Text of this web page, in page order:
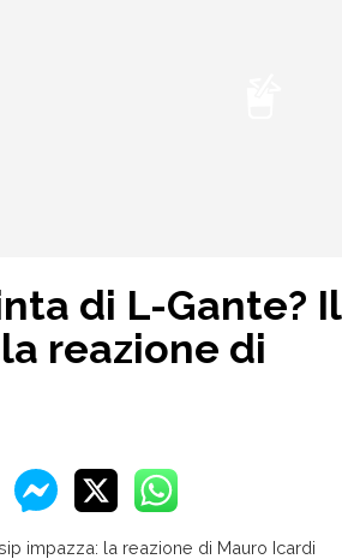
di L-Gante? Il
reazione di